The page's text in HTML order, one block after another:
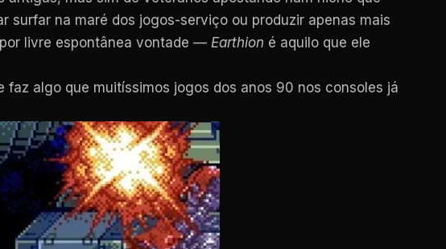
na maré dos jogos-serviço ou produzir apenas mais
livre espontânea vontade — Earthion é aquilo que ele
algo que muitíssimos jogos dos anos 90 nos consoles já